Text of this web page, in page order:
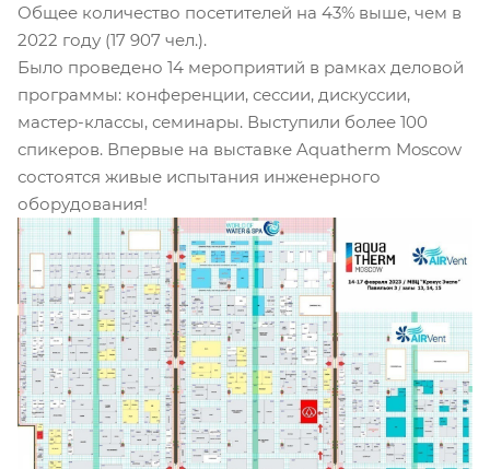
Общее количество посетителей на 43% выше, чем в
2022 году (17 907 чел.).
Было проведено 14 мероприятий в рамках деловой
программы: конференции, сессии, дискуссии,
мастер-классы, семинары. Выступили более 100
спикеров. Впервые на выставке Aquatherm Moscow
состоятся живые испытания инженерного
оборудования!